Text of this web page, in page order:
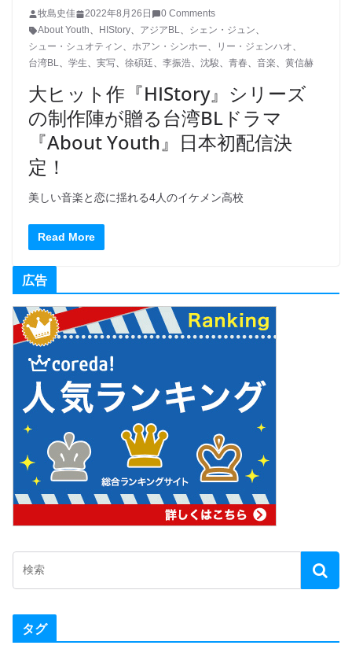
牧島史佳 2022年8月26日
0 Comments
About Youth、 HIStory、 アジアBL、 シェン・ジュン、
シュー・シュオティン、 ホアン・シンホー、 リー・ジェンハオ、
台湾BL、 学生、 実写、 徐碩廷、 李振浩、 沈駿、 青春、 音楽、 黄信赫
大ヒット作『HIStory』シリーズ
の制作陣が贈る台湾BLドラマ
『About Youth』日本初配信決
定！
美しい音楽と恋に揺れる4人のイケメン高校
Read More
広告
タグ